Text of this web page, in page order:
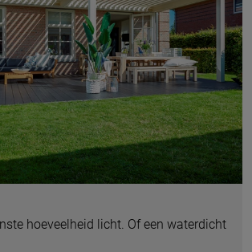
hoeveelheid licht. Of een waterdicht